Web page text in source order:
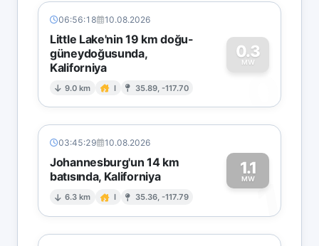
06:56:18 10.08.2026
Little Lake'nin 19 km doğu-
güneydoğusunda,
Kaliforniya
9.0 km I 35.89, -117.70
0.3
MW
0
03:45:29 10.08.2026
Johannesburg'un 14 km
batısında, Kaliforniya
6.3 km I 35.36, -117.79
1.1
MW1